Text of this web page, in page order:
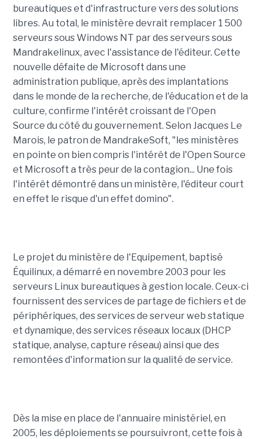
bureautiques et d'infrastructure vers des solutions
libres. Au total, le ministère devrait remplacer 1 500
serveurs sous Windows NT par des serveurs sous
Mandrakelinux, avec l'assistance de l'éditeur. Cette
nouvelle défaite de Microsoft dans une
administration publique, après des implantations
dans le monde de la recherche, de l'éducation et de la
culture, confirme l'intérêt croissant de l'Open
Source du côté du gouvernement. Selon Jacques Le
Marois, le patron de MandrakeSoft, "les ministères
en pointe on bien compris l'intérêt de l'Open Source
et Microsoft a très peur de la contagion... Une fois
l'intérêt démontré dans un ministère, l'éditeur court
en effet le risque d'un effet domino".
Le projet du ministère de l'Equipement, baptisé
Équilinux, a démarré en novembre 2003 pour les
serveurs Linux bureautiques à gestion locale. Ceux-ci
fournissent des services de partage de fichiers et de
périphériques, des services de serveur web statique
et dynamique, des services réseaux locaux (DHCP
statique, analyse, capture réseau) ainsi que des
remontées d'information sur la qualité de service.
Dès la mise en place de l'annuaire ministériel, en
2005, les déploiements se poursuivront, cette fois à